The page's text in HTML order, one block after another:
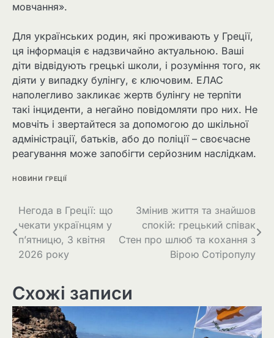
мовчання».
Для українських родин, які проживають у Греції,
ця інформація є надзвичайно актуальною. Ваші
діти відвідують грецькі школи, і розуміння того, як
діяти у випадку булінгу, є ключовим. ЕЛАС
наполегливо закликає жертв булінгу не терпіти
такі інциденти, а негайно повідомляти про них. Не
мовчіть і звертайтеся за допомогою до шкільної
адміністрації, батьків, або до поліції – своєчасне
реагування може запобігти серйозним наслідкам.
НОВИНИ ГРЕЦІЇ
Негода в Греції: що
чекати українцям у
п’ятницю, 3 квітня
2026 року
Змінив життя та знайшов
спокій: грецький співак
Стен про шлюб та кохання з
Вірою Сотіропулу
Схожі записи